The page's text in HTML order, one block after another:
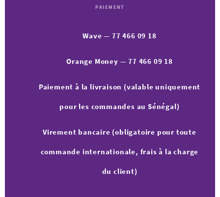
PAIEMENT
Wave — 77 466 09 18
Orange Money — 77 466 09 18
Paiement à la livraison (valable uniquement
pour les commandes au Sénégal)
Virement bancaire (obligatoire pour toute
commande internationale, frais à la charge
du client)